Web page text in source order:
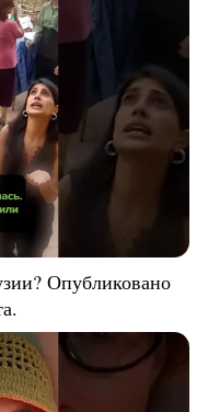
Опубликовано